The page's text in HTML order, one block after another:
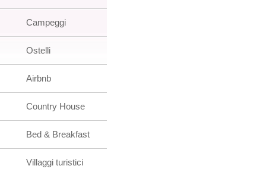
Campeggi
Ostelli
Airbnb
Country House
Bed & Breakfast
Villaggi turistici